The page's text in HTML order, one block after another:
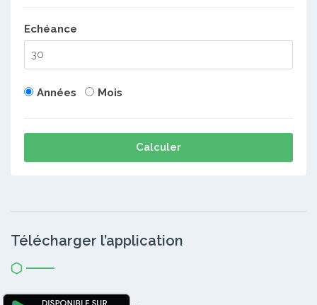
Echéance
Années Mois
Calculer
Télécharger l’application